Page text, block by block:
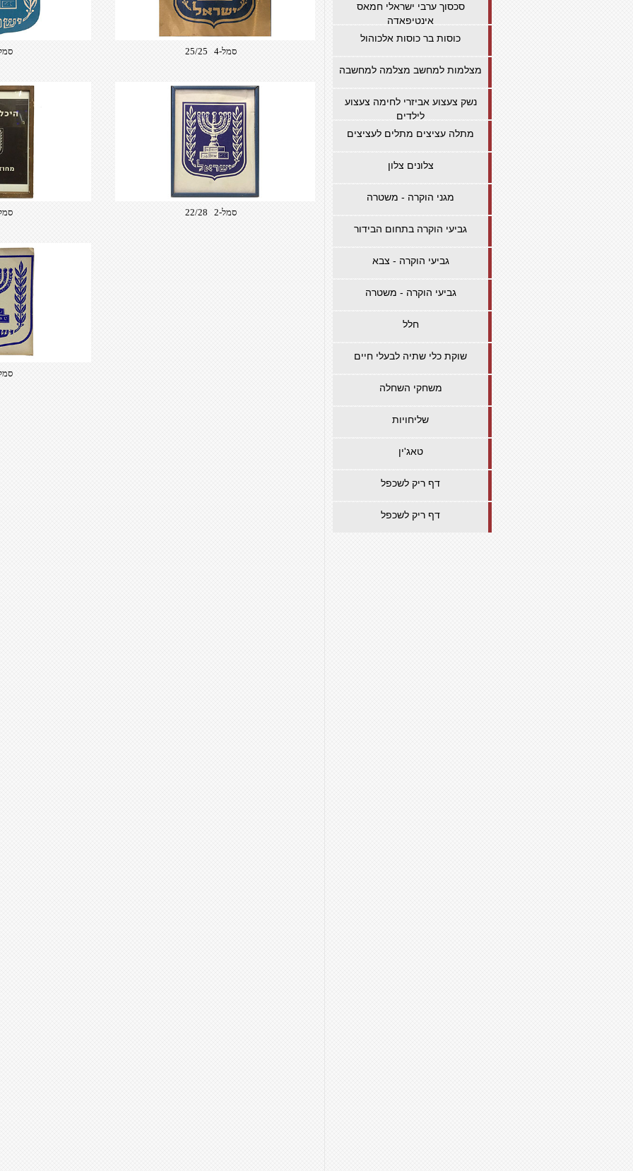
סמל-5 סמל-4 25/25
סמל-3 סמל-2 22/28
סמל-1
סכסוך ערבי ישראלי חמאס
אינטיפאדה
כוסות בר כוסות אלכוהול
מצלמות למחשב מצלמה למחשבה
נשק צעצוע אביזרי לחימה צעצוע
לילדים
מתלה עציצים מתלים לעציצים
צלונים צלון
מגני הוקרה - משטרה
גביעי הוקרה בתחום הבידור
גביעי הוקרה - צבא
גביעי הוקרה - משטרה
חלל
שוקת כלי שתיה לבעלי חיים
משחקי השחלה
שליחויות
טאג'ין
דף ריק לשכפל
דף ריק לשכפל